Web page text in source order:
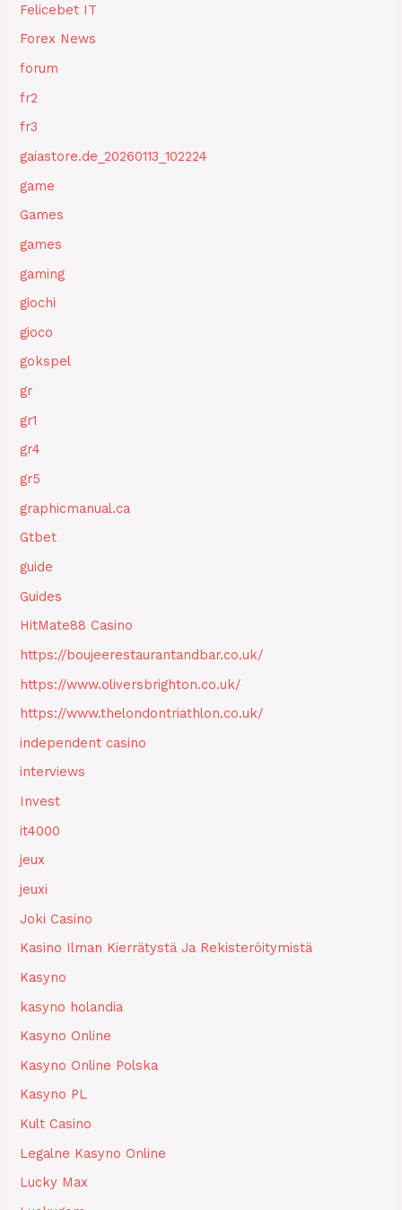
Felicebet IT
Forex News
forum
fr2
fr3
gaiastore.de_20260113_102224
game
Games
games
gaming
giochi
gioco
gokspel
gr
gr1
gr4
gr5
graphicmanual.ca
Gtbet
guide
Guides
HitMate88 Casino
https://boujeerestaurantandbar.co.uk/
https://www.oliversbrighton.co.uk/
https://www.thelondontriathlon.co.uk/
independent casino
interviews
Invest
it4000
jeux
jeuxi
Joki Casino
Kasino Ilman Kierrätystä Ja Rekisteröitymistä
Kasyno
kasyno holandia
Kasyno Online
Kasyno Online Polska
Kasyno PL
Kult Casino
Legalne Kasyno Online
Lucky Max